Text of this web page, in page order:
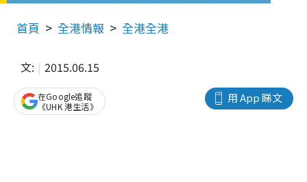
首頁 全港情報 全港全港
文: 2015.06.15
用 App 睇文
在Google追蹤
《UHK 港生活》